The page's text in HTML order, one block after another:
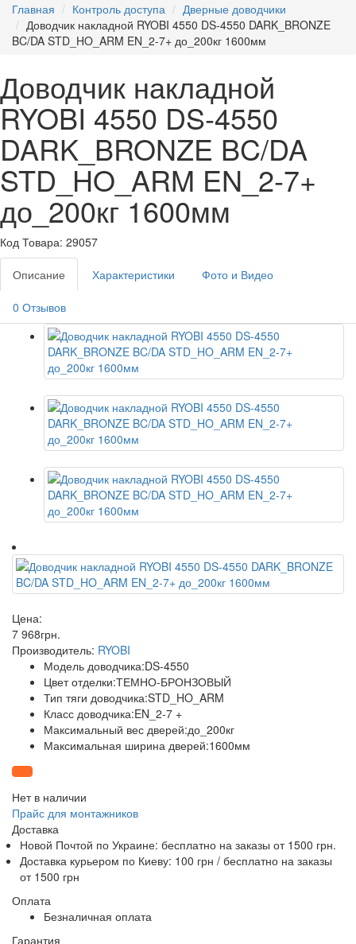
Главная Контроль доступа
Дверные доводчики
Доводчик накладной RYOBI 4550 DS-4550 DARK_BRONZE
BC/DA STD_HO_ARM EN_2-7+ до_200кг 1600мм
Доводчик накладной
RYOBI 4550 DS-4550
DARK_BRONZE BC/DA
STD_HO_ARM EN_2-7+
до_200кг 1600мм
Код Товара: 29057
Описание Характеристики Фото и Видео
0 Отзывов
Цена:
7 968грн.
Производитель: RYOBI
Модель доводчика:DS-4550
Цвет отделки:ТЕМНО-БРОНЗОВЫЙ
Тип тяги доводчика:STD_HO_ARM
Класс доводчика:EN_2-7 +
Максимальный вес дверей:до_200кг
Максимальная ширина дверей:1600мм
Нет в наличии
Прайс для монтажников
Доставка
Новой Почтой по Украине: бесплатно на заказы от 1500 грн.
Доставка курьером по Киеву: 100 грн / бесплатно на заказы
от 1500 грн
Оплата
Безналичная оплата
Гарантия